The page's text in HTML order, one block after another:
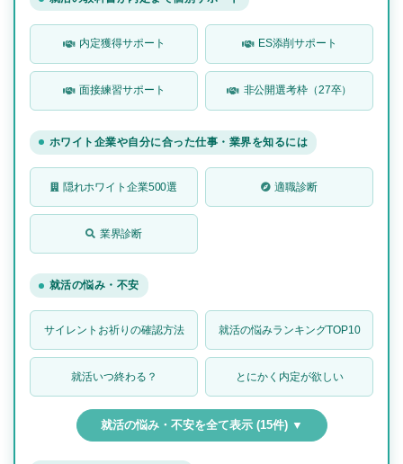
内定獲得サポート ES添削サポート
面接練習サポート 非公開選考枠（27卒）
ホワイト企業や自分に合った仕事・業界を知るには
隠れホワイト企業500選 適職診断
業界診断
就活の悩み・不安
サイレントお祈りの確認方法 就活の悩みランキングTOP10
就活いつ終わる？ とにかく内定が欲しい
就活の悩み・不安を全て表示 (15件) ▼